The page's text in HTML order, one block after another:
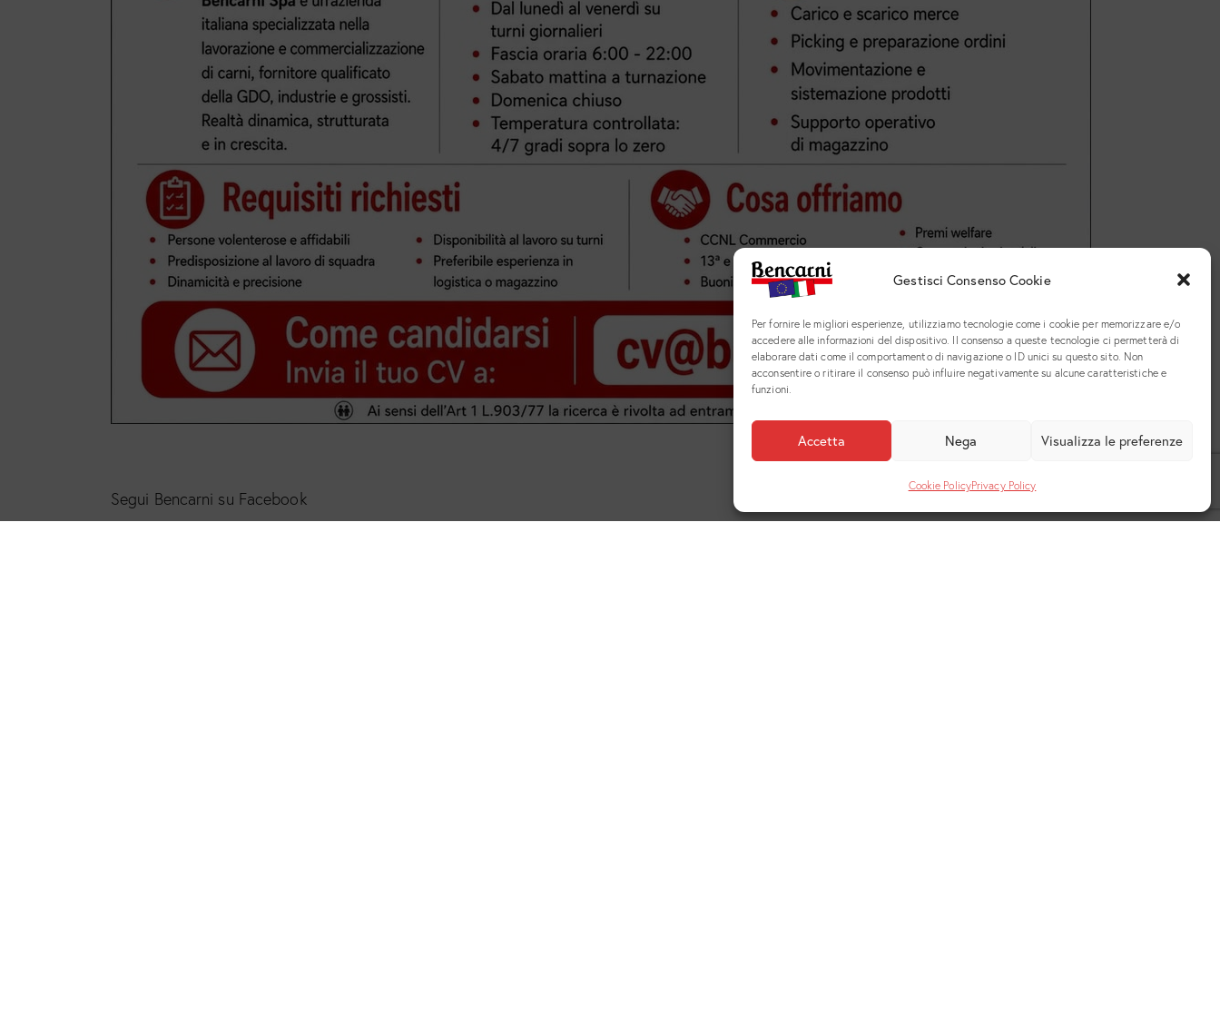
Gestisci Consenso Cookie
Per fornire le migliori esperienze, utilizziamo tecnologie come i cookie per memorizzare e/o
accedere alle informazioni del dispositivo. Il consenso a queste tecnologie ci permetterà di
elaborare dati come il comportamento di navigazione o ID unici su questo sito. Non
acconsentire o ritirare il consenso può influire negativamente su alcune caratteristiche e
funzioni.
Accetta Nega Visualizza le preferenze
Cookie PolicyPrivacy Policy
Segui Bencarni su Facebook